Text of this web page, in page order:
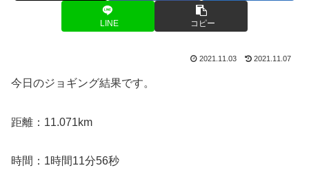
LINE コピー
2021.11.03 2021.11.07
今日のジョギング結果です。
距離：11.071km
時間：1時間11分56秒